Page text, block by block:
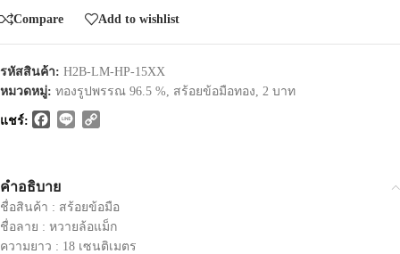
Compare Add to wishlist
รหัสสินค้า: H2B-LM-HP-15XX
หมวดหมู่: ทองรูปพรรณ 96.5 %, สร้อยข้อมือทอง, 2 บาท
แชร์: Facebook
Line
คำอธิบาย
ชื่อสินค้า : สร้อยข้อมือ
ชื่อลาย : หวายล้อแม็ก
ความยาว : 18 เซนติเมตร